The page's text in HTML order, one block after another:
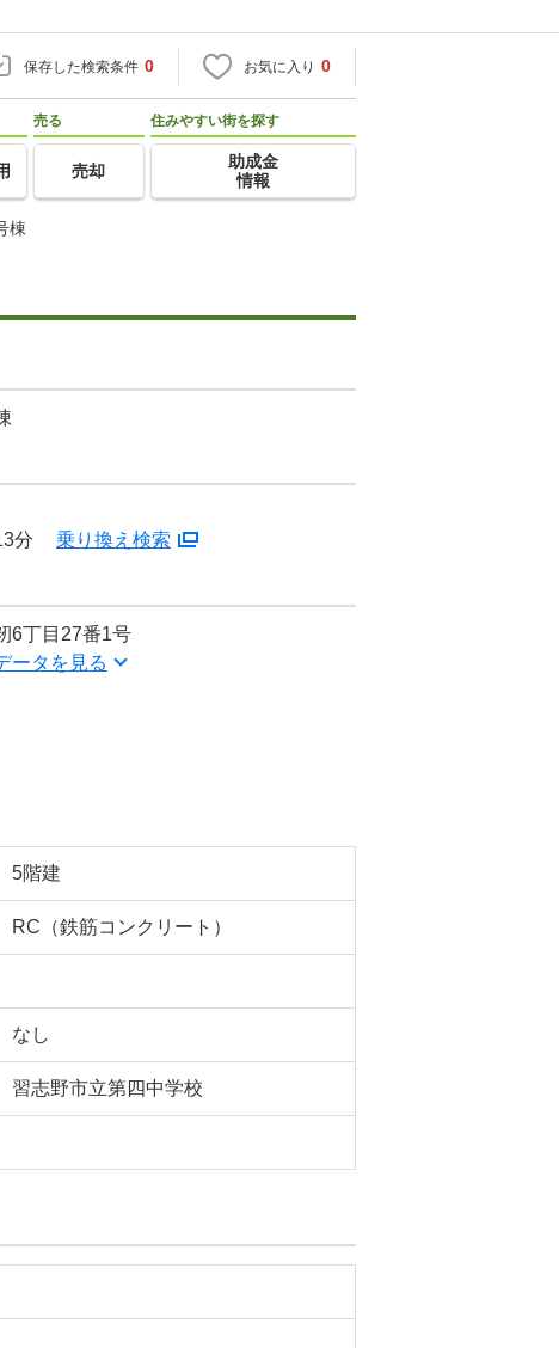
保存した検索条件 0 お気に入り 0
売る
売却
住みやすい街を探す
助成金
情報
棟
分 乗り換え検索
6丁目27番1号
ータを見る
5階建
RC（鉄筋コンクリート）
なし
習志野市立第四中学校